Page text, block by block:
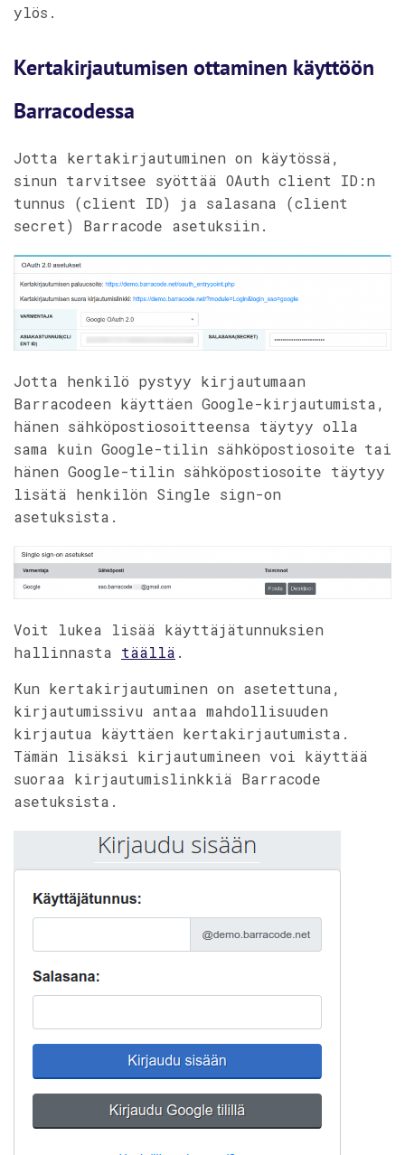
ylös.
Kertakirjautumisen ottaminen käyttöön
Barracodessa
Jotta kertakirjautuminen on käytössä,
sinun tarvitsee syöttää OAuth client ID:n
tunnus (client ID) ja salasana (client
secret) Barracode asetuksiin.
Jotta henkilö pystyy kirjautumaan
Barracodeen käyttäen Google-kirjautumista,
hänen sähköpostiosoitteensa täytyy olla
sama kuin Google-tilin sähköpostiosoite tai
hänen Google-tilin sähköpostiosoite täytyy
lisätä henkilön Single sign-on
asetuksista.
Voit lukea lisää käyttäjätunnuksien
hallinnasta täällä .
Kun kertakirjautuminen on asetettuna,
kirjautumissivu antaa mahdollisuuden
kirjautua käyttäen kertakirjautumista.
Tämän lisäksi kirjautumineen voi käyttää
suoraa kirjautumislinkkiä Barracode
asetuksista.